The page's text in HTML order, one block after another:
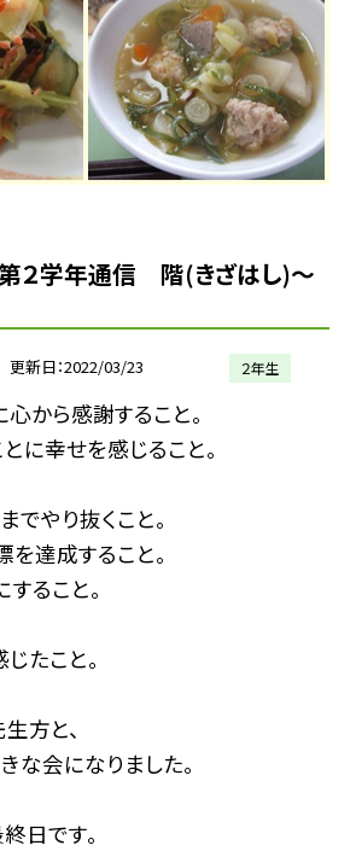
第２学年通信 階(きざはし)〜
更新日 2022/03/23 ２年生
から感謝すること。
に幸せを感じること。
でやり抜くこと。
達成すること。
ること。
たこと。
方と、
な会になりました。
日です。